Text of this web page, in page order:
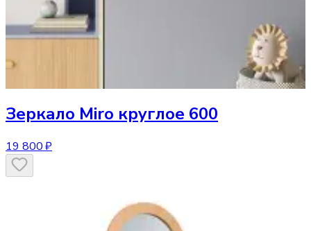
Зеркало Miro круглое 600
19 800 ₽